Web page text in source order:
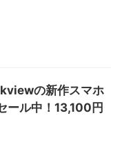
の新作スマホ
ール中！13,100円